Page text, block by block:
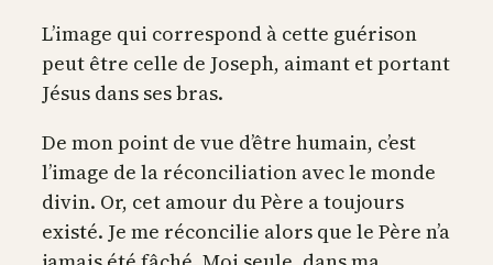
L’image qui correspond à cette guérison
peut être celle de Joseph, aimant et portant
Jésus dans ses bras.
De mon point de vue d’être humain, c’est
l’image de la réconciliation avec le monde
divin. Or, cet amour du Père a toujours
existé. Je me réconcilie alors que le Père n’a